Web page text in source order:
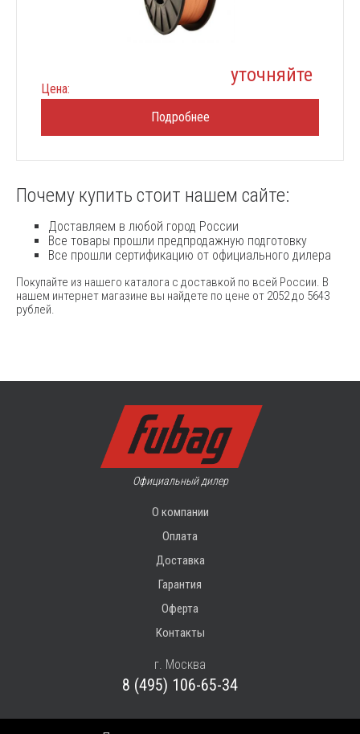
Цена:
уточняйте
Подробнее
Почему купить стоит нашем сайте:
Доставляем в любой город России
Все товары прошли предпродажную подготовку
Все прошли сертификацию от официального дилера
Покупайте из нашего каталога с доставкой по всей России. В
нашем интернет магазине вы найдете по цене от 2052 до 5643
рублей.
Официальный дилер
О компании
Оплата
Доставка
Гарантия
Оферта
Контакты
г. Москва
8 (495) 106-65-34